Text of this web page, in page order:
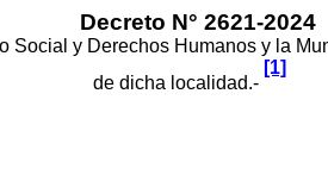
Decreto N° 2621-2024
y Derechos Humanos y la
de dicha localidad.-
[1]